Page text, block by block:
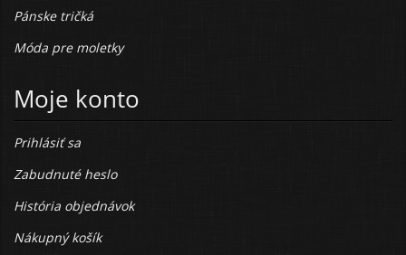
Pánske tričká
Móda pre moletky
Moje konto
Prihlásiť sa
Zabudnuté heslo
História objednávok
Nákupný košík